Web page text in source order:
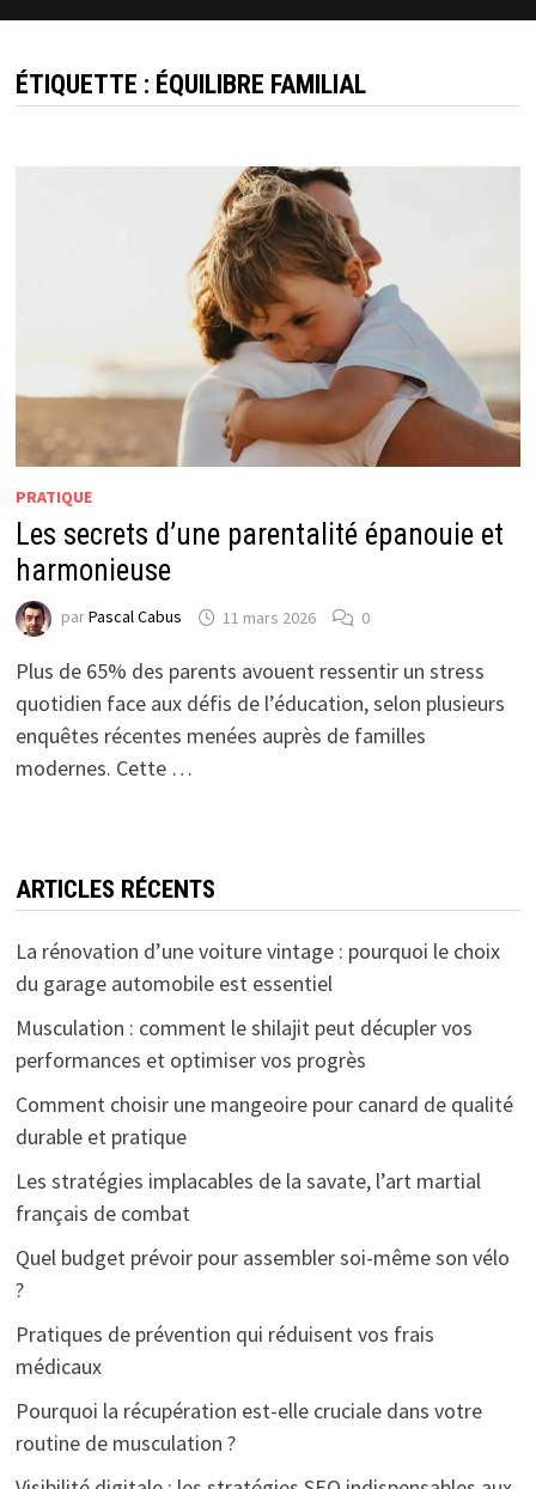
ÉTIQUETTE : ÉQUILIBRE FAMILIAL
PRATIQUE
Les secrets d’une parentalité épanouie et
harmonieuse
parPascal Cabus 11 mars 2026 0
Plus de 65% des parents avouent ressentir un stress
quotidien face aux défis de l’éducation, selon plusieurs
enquêtes récentes menées auprès de familles
modernes. Cette …
ARTICLES RÉCENTS
La rénovation d’une voiture vintage : pourquoi le choix
du garage automobile est essentiel
Musculation : comment le shilajit peut décupler vos
performances et optimiser vos progrès
Comment choisir une mangeoire pour canard de qualité
durable et pratique
Les stratégies implacables de la savate, l’art martial
français de combat
Quel budget prévoir pour assembler soi-même son vélo
?
Pratiques de prévention qui réduisent vos frais
médicaux
Pourquoi la récupération est-elle cruciale dans votre
routine de musculation ?